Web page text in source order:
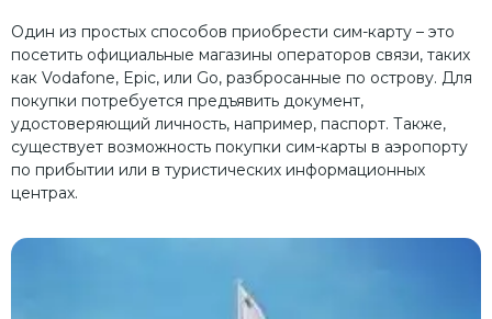
Один из простых способов приобрести сим-карту – это
посетить официальные магазины операторов связи, таких
как Vodafone, Epic, или Go, разбросанные по острову. Для
покупки потребуется предъявить документ,
удостоверяющий личность, например, паспорт. Также,
существует возможность покупки сим-карты в аэропорту
по прибытии или в туристических информационных
центрах.